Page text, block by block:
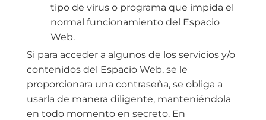
tipo de virus o programa que impida el
normal funcionamiento del Espacio
Web.
Si para acceder a algunos de los servicios y/o
contenidos del Espacio Web, se le
proporcionara una contraseña, se obliga a
usarla de manera diligente, manteniéndola
en todo momento en secreto. En